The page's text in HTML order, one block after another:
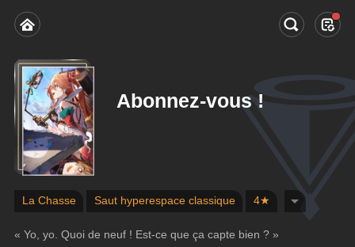
Abonnez-vous !
La Chasse Saut hyperespace classique 4★
« Yo, yo. Quoi de neuf ! Est-ce que ça capte bien ? »